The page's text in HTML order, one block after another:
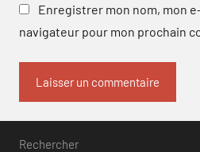
Enregistrer mon nom, mon
navigateur pour mon prochain
Rechercher